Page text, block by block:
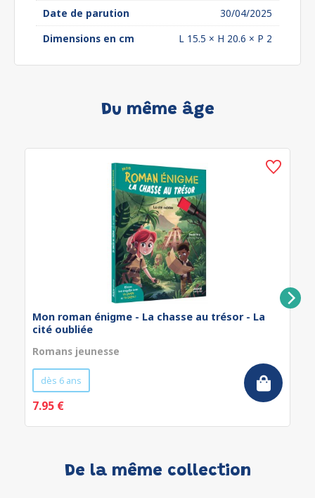
Date de parution
30/04/2025
Dimensions en cm
L 15.5 × H 20.6 × P 2
Du même âge
Mon roman énigme - La chasse au trésor - La
cité oubliée
Romans jeunesse
dès 6 ans
7.95 €
De la même collection